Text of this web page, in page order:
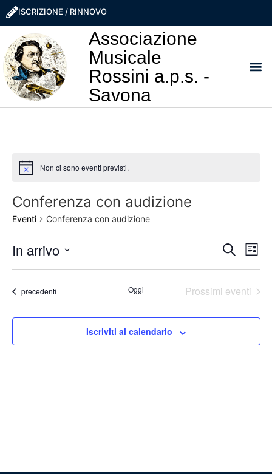
ISCRIZIONE / RINNOVO
Associazione
Musicale
Rossini a.p.s. -
Savona
Notice Non ci sono eventi previsti.
Conferenza con audizione
Eventi Conferenza con audizione
e
viste
CercaLista
In arrivo
la
Eventi
precedenti Oggi Prossimi eventi
Iscriviti al calendario